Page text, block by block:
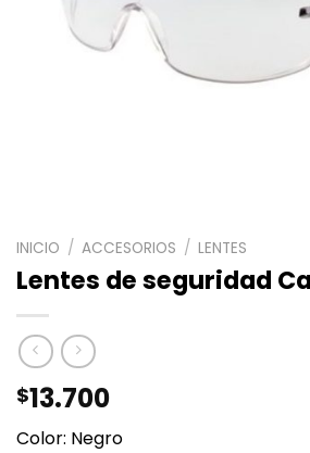
INICIO / ACCESORIOS / LENTES
Lentes de seguridad
$13.700
Color: Negro